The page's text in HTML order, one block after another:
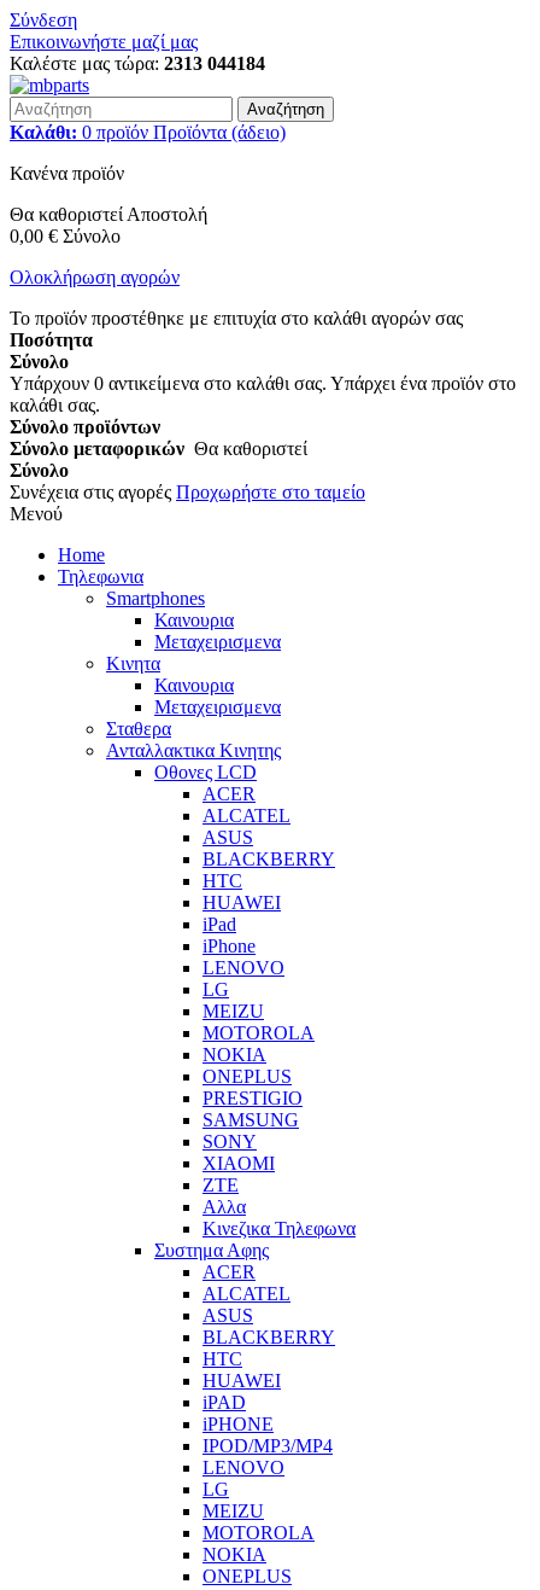
Σύνδεση
Επικοινωνήστε μαζί μας
Καλέστε μας τώρα: 2313 044184
Αναζήτηση
Καλάθι: 0 προϊόν Προϊόντα (άδειο)
Κανένα προϊόν
Θα καθοριστεί Αποστολή
0,00 € Σύνολο
Ολοκλήρωση αγορών
Το προϊόν προστέθηκε με επιτυχία στο καλάθι αγορών σας
Ποσότητα
Σύνολο
Υπάρχουν 0 αντικείμενα στο καλάθι σας. Υπάρχει ένα προϊόν στο
καλάθι σας.
Σύνολο προϊόντων
Σύνολο μεταφορικών Θα καθοριστεί
Σύνολο
Συνέχεια στις αγορές Προχωρήστε στο ταμείο
Μενού
Home
Τηλεφωνια
Smartphones
Καινουρια
Μεταχειρισμενα
Κινητα
Καινουρια
Μεταχειρισμενα
Σταθερα
Ανταλλακτικα Κινητης
Οθονες LCD
ACER
ALCATEL
ASUS
BLACKBERRY
HTC
HUAWEI
iPad
iPhone
LENOVO
LG
MEIZU
MOTOROLA
NOKIA
ONEPLUS
PRESTIGIO
SAMSUNG
SONY
XIAOMI
ZTE
Αλλα
Κινεζικα Τηλεφωνα
Συστημα Αφης
ACER
ALCATEL
ASUS
BLACKBERRY
HTC
HUAWEI
iPAD
iPHONE
IPOD/MP3/MP4
LENOVO
LG
MEIZU
MOTOROLA
NOKIA
ONEPLUS